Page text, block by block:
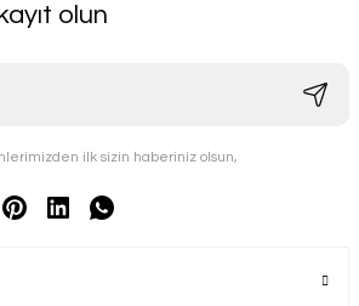
olun
ilk sizin haberiniz olsun,